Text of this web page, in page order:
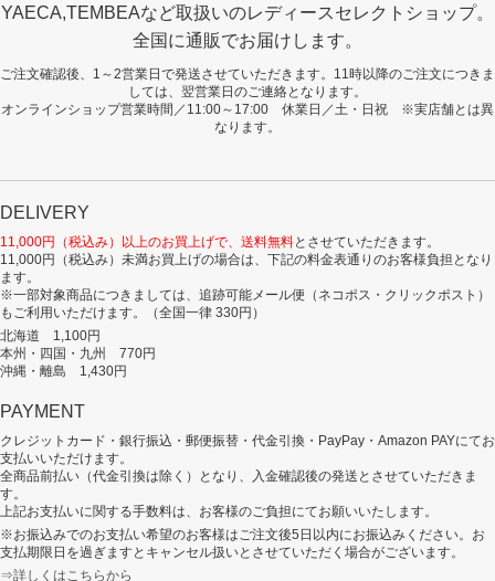
YAECA,TEMBEAなど取扱いのレディースセレクトショップ。
全国に通販でお届けします。
ご注文確認後、1～2営業日で発送させていただきます。11時以降のご注文につきま
しては、翌営業日のご連絡となります。
オンラインショップ営業時間／11:00～17:00 休業日／土・日祝 ※実店舗とは異
なります。
DELIVERY
11,000円（税込み）以上のお買上げで、送料無料とさせていただきます。
11,000円（税込み）未満お買上げの場合は、下記の料金表通りのお客様負担となり
ます。
※一部対象商品につきましては、追跡可能メール便（ネコポス・クリックポスト）
もご利用いただけます。（全国一律 330円）
北海道 1,100円
本州・四国・九州 770円
沖縄・離島 1,430円
PAYMENT
クレジットカード・銀行振込・郵便振替・代金引換・PayPay・Amazon PAYにてお
支払いいただけます。
全商品前払い（代金引換は除く）となり、入金確認後の発送とさせていただきま
す。
上記お支払いに関する手数料は、お客様のご負担にてお願いいたします。
※お振込みでのお支払い希望のお客様はご注文後5日以内にお振込みください。お
支払期限日を過ぎますとキャンセル扱いとさせていただく場合がございます。
⇒詳しくはこちらから